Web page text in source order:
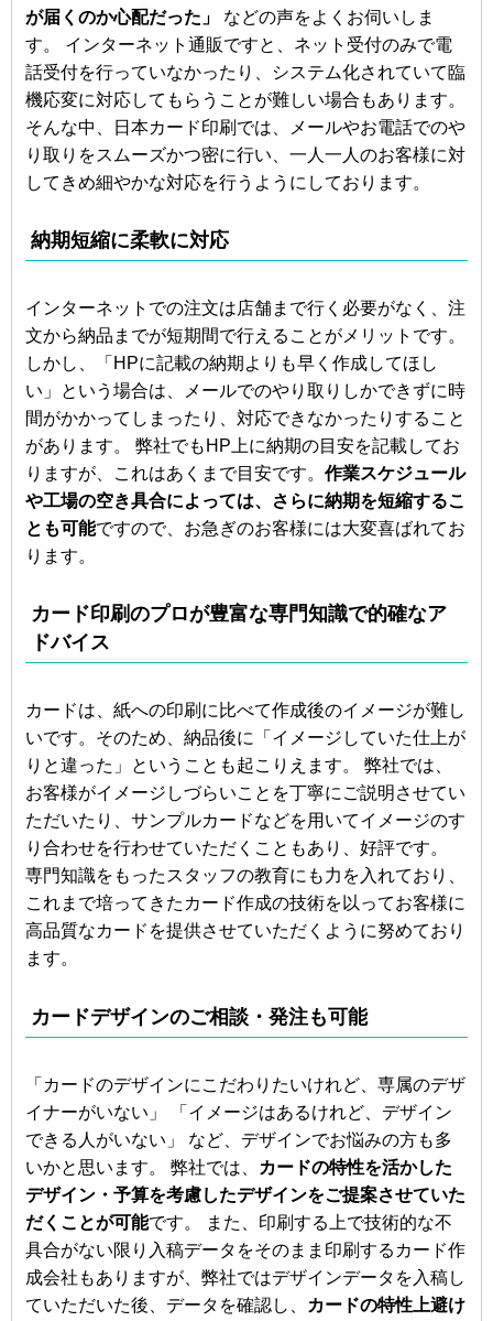
が届くのか心配だった」
などの声をよくお伺いしま
す。 インターネット通販ですと、ネット受付のみで電
話受付を行っていなかったり、システム化されていて臨
機応変に対応してもらうことが難しい場合もあります。
そんな中、日本カード印刷では、メールやお電話でのや
り取りをスムーズかつ密に行い、一人一人のお客様に対
してきめ細やかな対応を行うようにしております。
納期短縮に柔軟に対応
インターネットでの注文は店舗まで行く必要がなく、注
文から納品までが短期間で行えることがメリットです。
しかし、「HPに記載の納期よりも早く作成してほし
い」という場合は、メールでのやり取りしかできずに時
間がかかってしまったり、対応できなかったりすること
があります。 弊社でもHP上に納期の目安を記載してお
りますが、これはあくまで目安です。 作業スケジュール
や工場の空き具合によっては、さらに納期を短縮するこ
とも可能ですので、お急ぎのお客様には大変喜ばれてお
ります。
カード印刷のプロが豊富な専門知識で的確なア
ドバイス
カードは、紙への印刷に比べて作成後のイメージが難し
いです。そのため、納品後に「イメージしていた仕上が
りと違った」ということも起こりえます。 弊社では、
お客様がイメージしづらいことを丁寧にご説明させてい
ただいたり、サンプルカードなどを用いてイメージのす
り合わせを行わせていただくこともあり、好評です。
専門知識をもったスタッフの教育にも力を入れており、
これまで培ってきたカード作成の技術を以ってお客様に
高品質なカードを提供させていただくように努めており
ます。
カードデザインのご相談・発注も可能
「カードのデザインにこだわりたいけれど、専属のデザ
イナーがいない」 「イメージはあるけれど、デザイン
できる人がいない」 など、デザインでお悩みの方も多
いかと思います。 弊社では、
カードの特性を活かした
デザイン・予算を考慮したデザインをご提案させていた
だくことが可能です。 また、印刷する上で技術的な不
具合がない限り入稿データをそのまま印刷するカード作
成会社もありますが、弊社ではデザインデータを入稿し
ていただいた後、データを確認し、
カードの特性上避け